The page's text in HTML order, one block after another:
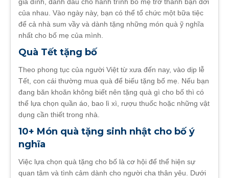
gia đình, đánh dấu cho hành trình bố mẹ trở thành bạn đời
của nhau. Vào ngày này, bạn có thể tổ chức một bữa tiệc
để cả nhà sum vầy và dành tặng những món quà ỹ nghĩa
nhất cho bố mẹ của mình.
Quà Tết tặng bố
Theo phong tục của người Việt từ xưa đến nay, vào dịp lễ
Tết, con cái thường mua quà để biếu tặng bố mẹ. Nếu bạn
đang băn khoăn không biết nên tặng quà gì cho bố thì có
thể lựa chọn quần áo, bao lì xì, rượu thuốc hoặc những vật
dụng cần thiết trong nhà.
10+ Món quà tặng sinh nhật cho bố ý
nghĩa
Việc lựa chọn quà tặng cho bố là cơ hội để thể hiện sự
quan tâm và tình cảm dành cho người cha thân yêu. Dưới